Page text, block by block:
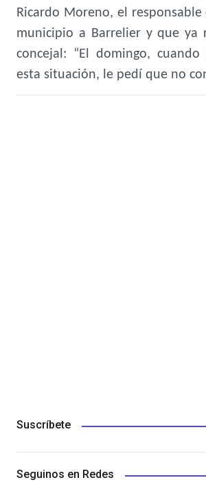
Ricardo Moreno, el
municipio a Barrelier y que ya
concejal: “El domingo,
esta situación, le pedí que no
Suscríbete
Seguinos en Redes